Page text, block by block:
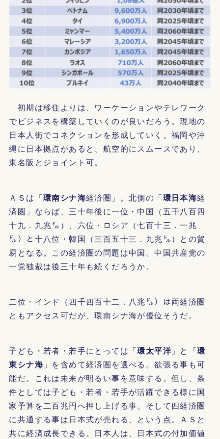
初期は移住よりは、ワーケーションやテレワーク
でビジネスを構築していくのが良いだろう。現地の
日本人街でコネクションを形成していく。福岡や沖
縄に日本拠点があると、航空的にスムースであり、
東名阪とジョイント可。
ＡＳは「環南シナ海経済圏」。北側の「環日本海経
済圏」ならば、三十年後に一位・中国（五千八百四
十九．九兆㌦）、六位・ロシア（七百十三．一兆
㌦）と十八位・韓国（三百五十三．九兆㌦）との貿
易となる。この経済圏の問題は中国。中国共産党の
一党独裁は後三十年も続くだろうか。
二位・インド（四千四百十二．八兆㌦）は両経済圏
ともアクセス可だが、環南シナ海が優位そうだ。
子ども・若者・若手にとっては「環太平洋」と「環
東シナ海 」を含めて経済圏を選べる。欲張る事も可
能だ。これは未来が明るい事を意味する。但し、条
件としては子ども・若者・若手が活躍できる様に国
家予算を二百兆円へ押し上げる事。そして四経済圏
に共通する事は日本式が売れる、という点。ＡＳと
共に経済成長できる。日本人は、日本式の付加価値